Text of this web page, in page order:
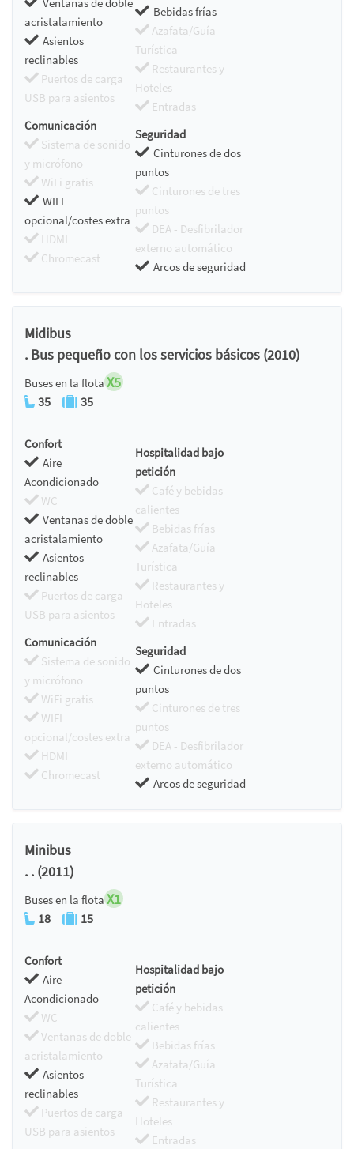
acristalamiento
Asientos
reclinables
Puertos de carga
USB para asientos
Bebidas frías
Azafata/Guía
Turística
Restaurantes y
Hoteles
Entradas
Comunicación
Sistema de sonido
y micrófono
WiFi gratis
WIFI
opcional/costes extra
HDMI
Chromecast
Seguridad
Cinturones de dos
puntos
Cinturones de tres
puntos
DEA - Desfibrilador
externo automático
Arcos de seguridad
Midibus
. Bus pequeño con los servicios básicos (2010)
Buses en la flota X5
35 35
Confort
Aire
Acondicionado
WC
Ventanas de doble
acristalamiento
Asientos
reclinables
Puertos de carga
USB para asientos
Hospitalidad bajo
petición
Café y bebidas
calientes
Bebidas frías
Azafata/Guía
Turística
Restaurantes y
Hoteles
Entradas
Comunicación
Sistema de sonido
y micrófono
WiFi gratis
WIFI
opcional/costes extra
HDMI
Chromecast
Seguridad
Cinturones de dos
puntos
Cinturones de tres
puntos
DEA - Desfibrilador
externo automático
Arcos de seguridad
Minibus
. . (2011)
Buses en la flota X1
18 15
Confort
Aire
Acondicionado
WC
Ventanas de doble
acristalamiento
Asientos
reclinables
Puertos de carga
USB para asientos
Hospitalidad bajo
petición
Café y bebidas
calientes
Bebidas frías
Azafata/Guía
Turística
Restaurantes y
Hoteles
Entradas